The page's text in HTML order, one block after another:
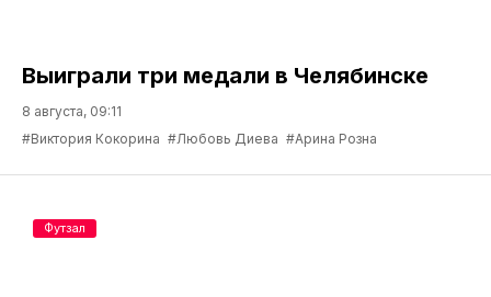
Выиграли три медали в Челябинске
8 августа, 09:11
#Виктория Кокорина #Любовь Диева #Арина Розна
Футзал